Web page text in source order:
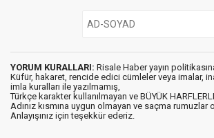
YORUM KURALLARI: Risale Haber yayın
Küfür, hakaret, rencide edici cümleler veya imalar,
imla kuralları ile yazılmamış,
Türkçe karakter kullanılmayan ve BÜYÜK
Adınız kısmına uygun olmayan ve saçma rumuzlar
Anlayışınız için teşekkür ederiz.